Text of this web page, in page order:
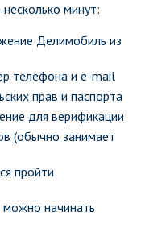
несколько минут:
Делимобиль из
телефона и e-mail
прав и паспорта
для верификации
(обычно занимает
пройти
начинать